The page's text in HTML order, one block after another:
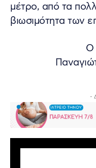
μέτρο, από τα
βιωσιμότητα των
Ο
-